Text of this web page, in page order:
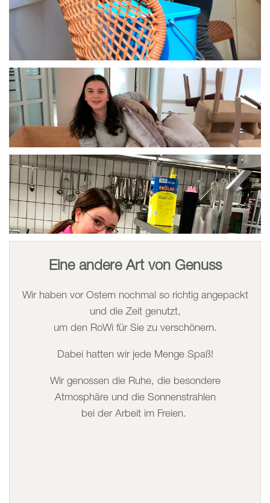
Eine andere Art von Genuss
Wir haben vor Ostern nochmal so richtig angepackt
und die Zeit genutzt,
um den RoWi für Sie zu verschönern.
Dabei hatten wir jede Menge Spaß!
Wir genossen die Ruhe, die besondere
Atmosphäre und die Sonnenstrahlen
bei der Arbeit im Freien.